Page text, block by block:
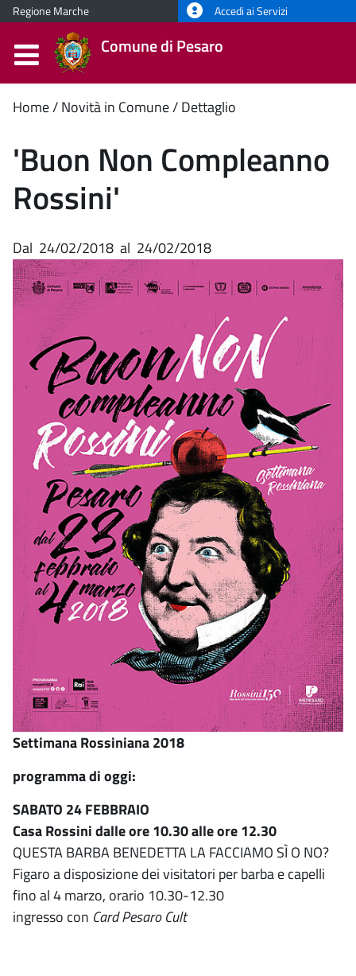
Regione Marche Accedi ai Servizi
Comune di Pesaro
Contenuto
principale
Home Novità in Comune Dettaglio
'Buon Non Compleanno
Rossini'
Dal 24/02/2018 al 24/02/2018
Settimana Rossiniana 2018
programma di oggi:
SABATO 24 FEBBRAIO
Casa Rossini dalle ore 10.30 alle ore 12.30
QUESTA BARBA BENEDETTA LA FACCIAMO SÌ O NO?
Figaro a disposizione dei visitatori per barba e capelli
fino al 4 marzo, orario 10.30-12.30
ingresso con Card Pesaro Cult